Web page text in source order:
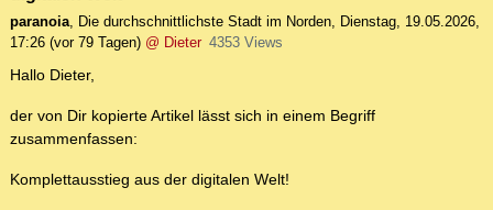
paranoia, Die durchschnittlichste Stadt im Norden, Dienstag, 19.05.2026,
17:26 (vor 79 Tagen) @ Dieter 4353 Views
Hallo Dieter,
der von Dir kopierte Artikel lässt sich in einem Begriff
zusammenfassen:
Komplettausstieg aus der digitalen Welt!